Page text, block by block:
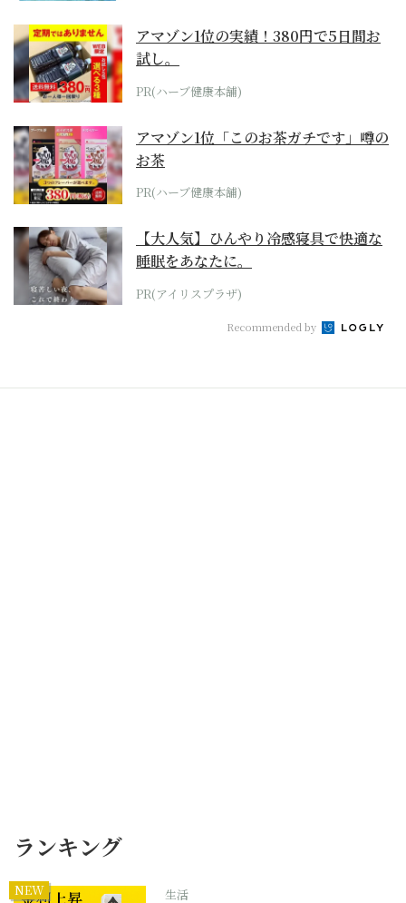
アマゾン1位の実績！380円で5日間お
試し。
PR(ハーブ健康本舗)
アマゾン1位「このお茶ガチです」噂の
お茶
PR(ハーブ健康本舗)
【大人気】ひんやり冷感寝具で快適な
睡眠をあなたに。
PR(アイリスプラザ)
Recommended by
ランキング
NEW 生活